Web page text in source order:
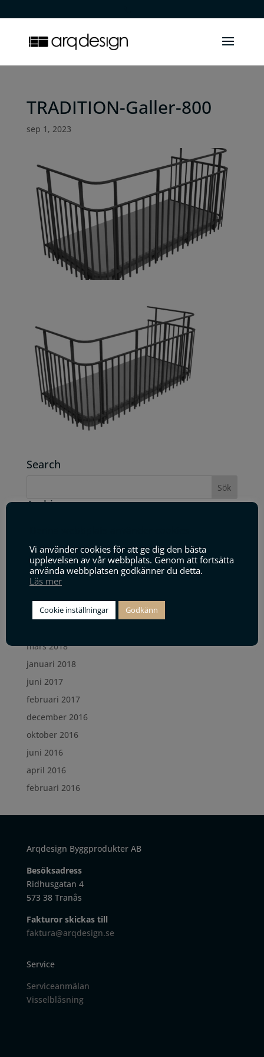
TRADITION-Galler-800
sep 1, 2023
Search
Archives
maj 2019
januari 2019
oktober 2018
mars 2018
januari 2018
juni 2017
februari 2017
december 2016
oktober 2016
juni 2016
april 2016
februari 2016
Arqdesign Byggprodukter AB
Besöksadress
Ridhusgatan 4
573 38 Tranås
Fakturor skickas till
faktura@arqdesign.se
Service
Serviceanmälan
Visselblåsning
Vi använder cookies för att ge dig den bästa
upplevelsen av vår webbplats. Genom att fortsätta
använda webbplatsen godkänner du detta.
Läs mer
Cookie inställningar Godkänn